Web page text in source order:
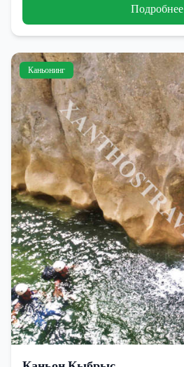
Подробнее
Каньонинг